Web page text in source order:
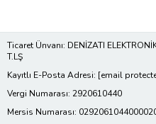
Ticaret Ünvanı: DENİZATI
T.LŞ
Kayıtlı E-Posta Adresi: [email
Vergi Numarası: 2920610440
Mersis Numarası: